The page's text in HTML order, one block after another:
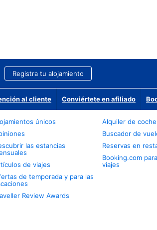
Registra tu alojamiento
al cliente Conviértete en afiliado
únicos
las estancias
de viajes
de temporada y para las
Review Awards
Alquiler de
Buscador de
Reservas en
Booking.com
viajes